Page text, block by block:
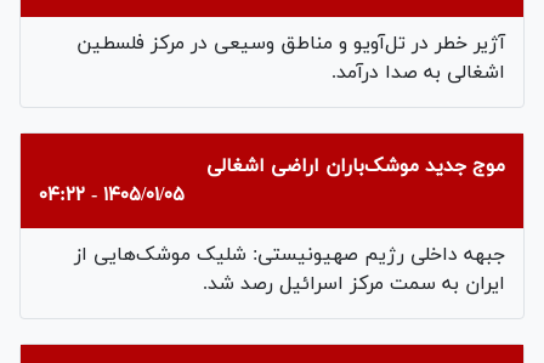
آژیر خطر در تل‌آویو و مناطق وسیعی در مرکز فلسطین
اشغالی به صدا درآمد.
موج جدید موشک‌باران اراضی اشغالی
۱۴۰۵/۰۱/۰۵ - ۰۴:۲۲
جبهه داخلی رژیم صهیونیستی: شلیک موشک‌هایی از
ايران به سمت مرکز اسرائیل رصد شد.